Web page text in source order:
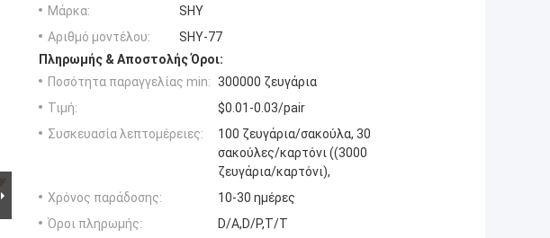
Μάρκα:
SHY
Αριθμό μοντέλου:
SHY-77
Πληρωμής & Αποστολής Όροι:
Ποσότητα παραγγελίας min: 300000 ζευγάρια
Τιμή:
$0.01-0.03/pair
Συσκευασία λεπτομέρειες:
100 ζευγάρια/σακούλα, 30
σακούλες/καρτόνι ((3000
ζευγάρια/καρτόνι),
Χρόνος παράδοσης:
10-30 ημέρες
Όροι πληρωμής:
D/A,D/P,T/T